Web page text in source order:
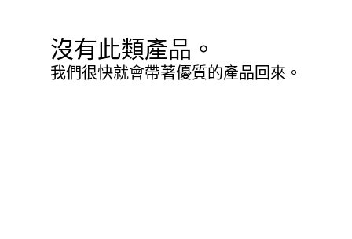
沒有此類產品。
我們很快就會帶著優質的產品回來。